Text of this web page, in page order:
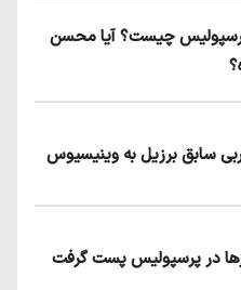
چیست؟ آیا محسن
سابق برزیل به وینیسیوس
در پرسپولیس پست گرفت